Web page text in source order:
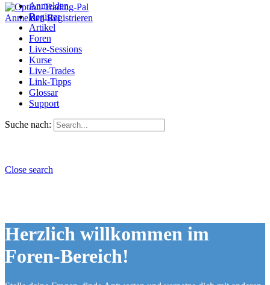
Anmelden Registrieren
Anmelden
Register
Artikel
Foren
Live-Sessions
Kurse
Live-Trades
Link-Tipps
Glossar
Support
Suche nach:
Close search
Herzlich willkommen im
Foren-Bereich!